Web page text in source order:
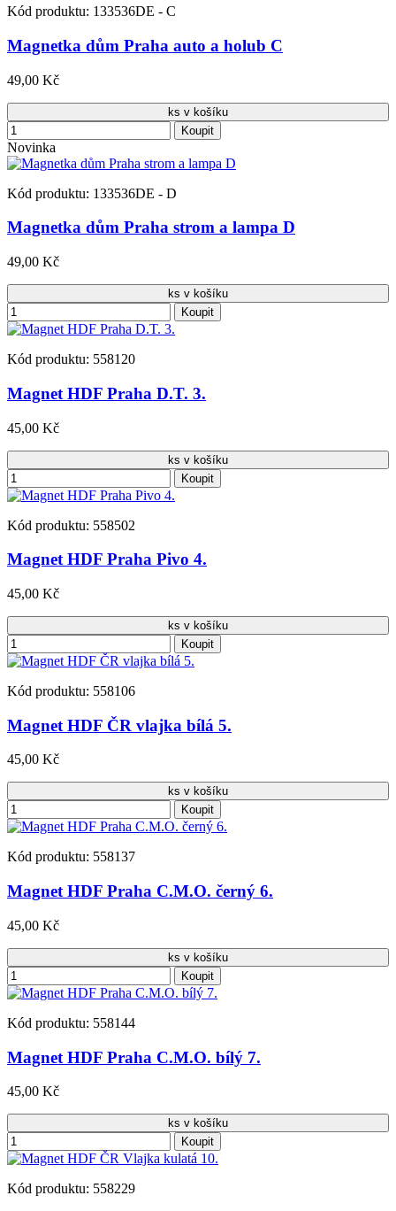
Kód produktu: 133536DE - C
Magnetka dům Praha auto a holub C
49,00 Kč
ks v košíku
Koupit
Novinka
Kód produktu: 133536DE - D
Magnetka dům Praha strom a lampa D
49,00 Kč
ks v košíku
Koupit
Kód produktu: 558120
Magnet HDF Praha D.T. 3.
45,00 Kč
ks v košíku
Koupit
Kód produktu: 558502
Magnet HDF Praha Pivo 4.
45,00 Kč
ks v košíku
Koupit
Kód produktu: 558106
Magnet HDF ČR vlajka bílá 5.
45,00 Kč
ks v košíku
Koupit
Kód produktu: 558137
Magnet HDF Praha C.M.O. černý 6.
45,00 Kč
ks v košíku
Koupit
Kód produktu: 558144
Magnet HDF Praha C.M.O. bílý 7.
45,00 Kč
ks v košíku
Koupit
Kód produktu: 558229